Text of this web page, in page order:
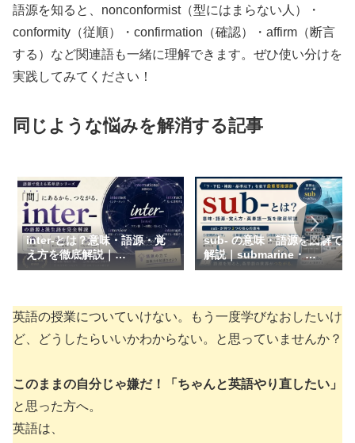
語源を知ると、nonconformist（型にはまらない人）・
conformity（従順）・confirmation（確認）・affirm（断言
する）など関連語も一緒に理解できます。ぜひ使い分けを
実践してみてください！
同じような悩みを解消する記事
inter-とは？意味・語源・覚
え方を徹底解説｜
international・internet・
sub- の意味・語源を図解で
解説｜submarine・
subtitle・subwayが3文字で
英語の授業についていけない。もう一度学びなおしたいけ
ど、どうしたらいいかわからない。と思っていませんか？
このままの自分じゃ嫌だ！「ちゃんと英語やり直したい」
と思った方へ。
英語は、